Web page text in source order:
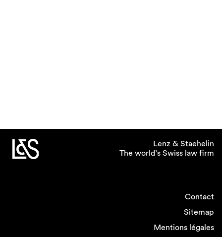
Lenz & Staehelin
The world’s Swiss law firm
Contact
Sitemap
Mentions légales